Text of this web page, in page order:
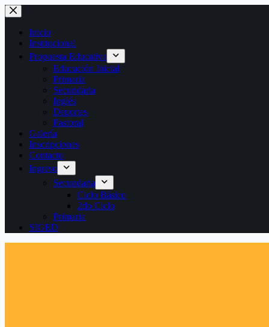
Saltar
al
contenido
Inicio
Institucional
Propuesta Educativa
Educación Inicial
Primaria
Secundaria
Inglés
Deportes
Pastoral
Galería
Inscripciones
Contacto
Ingreso
Secundaria
Ciclo Básico
2do Ciclo
Primaria
SIGED